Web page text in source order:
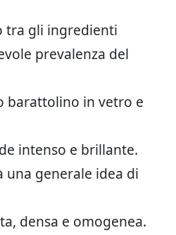
tra gli ingredienti
prevalenza del
barattolino in vetro e
intenso e brillante.
una generale idea di
densa e omogenea.